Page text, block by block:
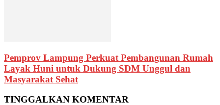
Pemprov Lampung Perkuat Pembangunan Rumah
Layak Huni untuk Dukung SDM Unggul dan
Masyarakat Sehat
TINGGALKAN KOMENTAR